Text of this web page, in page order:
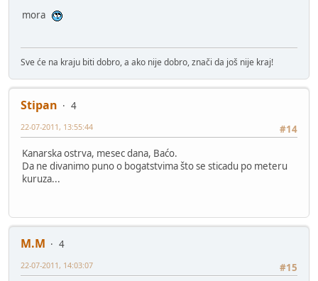
mora
Sve će na kraju biti dobro, a ako nije dobro, znači da još nije kraj!
Stipan
4
#14
22-07-2011, 13:55:44
Kanarska ostrva, mesec dana, Baćo.
Da ne divanimo puno o bogatstvima što se sticadu po meteru
kuruza...
M.M
4
#15
22-07-2011, 14:03:07